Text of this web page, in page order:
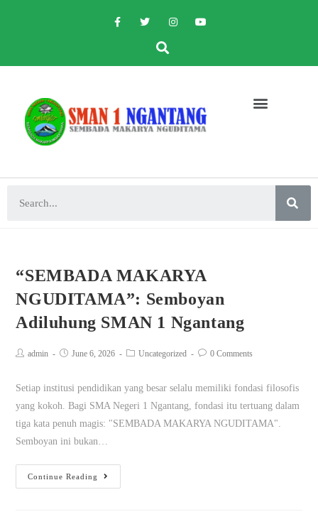
“SEMBADA MAKARYA
NGUDITAMA”: Semboyan
Adiluhung SMAN 1 Ngantang
admin June 6, 2026 Uncategorized 0 Comments
Setiap institusi pendidikan yang besar selalu memiliki fondasi filosofis
yang kokoh. Bagi SMA Negeri 1 Ngantang, fondasi itu tertuang dalam
tiga kata penuh magis: "SEMBADA MAKARYA NGUDITAMA".
Semboyan ini bukan…
Continue Reading